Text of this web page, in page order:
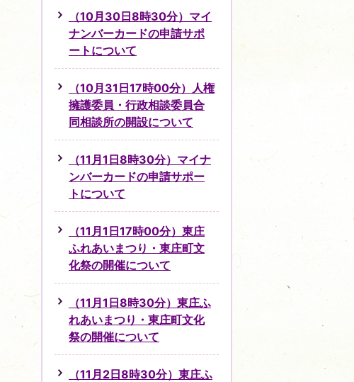
（10月30日8時30分）マイ
ナンバーカードの申請サポ
ートについて
（10月31日17時00分）人権
擁護委員・行政相談委員合
同相談所の開設について
（11月1日8時30分）マイナ
ンバーカードの申請サポー
トについて
（11月1日17時00分）東庄
ふれあいまつり・東庄町文
化祭の開催について
（11月1日8時30分）東庄ふ
れあいまつり・東庄町文化
祭の開催について
（11月2日8時30分）東庄ふ